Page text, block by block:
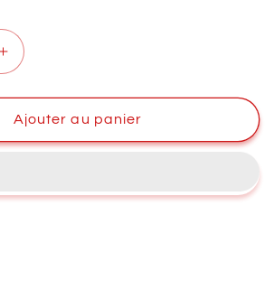
Augmenter
la
quantité
de
Diluant
couche
Ajouter au panier